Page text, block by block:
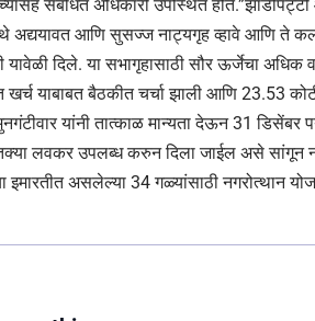
संबंधित अधिकारी उपस्थित
अद्ययावत आणि सुसज्ज नाट्यगृह व्हावे आणि ते
यावेळी दिले. या सभागृहासाठी सौर ऊर्जेचा अधिक
खर्च याबाबत बैठकीत चर्चा झाली आणि 23.53
यांनी तात्काळ मान्यता देऊन 31 डिसेंबर
लवकर उपलब्ध करुन दिला जाईल असे
इमारतीत असलेल्या 34 गळ्यांसाठी नगरोत्थान